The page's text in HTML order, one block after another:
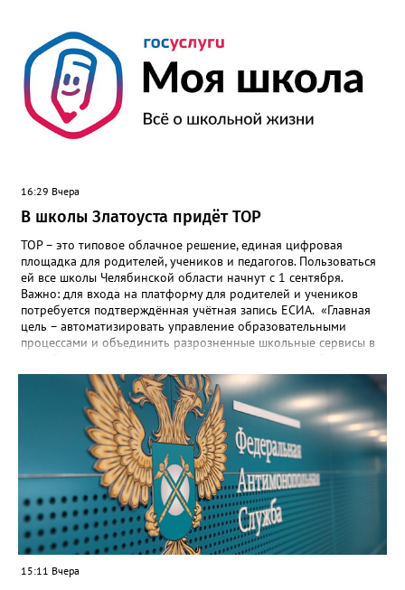
16:29 Вчера
В школы Златоуста придёт ТОР
ТОР – это типовое облачное решение, единая цифровая
площадка для родителей, учеников и педагогов. Пользоваться
ей все школы Челябинской области начнут с 1 сентября.
Важно: для входа на платформу для родителей и учеников
потребуется подтверждённая учётная запись ЕСИА. «Главная
цель – автоматизировать управление образовательными
процессами и объединить разрозненные школьные сервисы в
региональном министерстве образования. - Платформа ТОР
“Моя школа” объединит все школьные сервисы в единую
безопасную государственную экосистему. Предполагается, что
переход пройдёт максимально комфортно для пользователей».
Привычные функции - оценки, расписание, домашние задания,
связь с учителями, знакомые пользователям экосистемы
«Госуслуги Моя школа», не просто сохранятся, они будут
собраны в одном месте, подчеркнули в ведомстве. Причём в
этом случае переход на ТОР станет вообще незаметным.
15:11 Вчера